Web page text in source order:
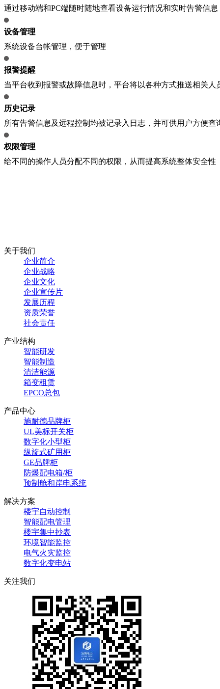
通过移动端和PC端随时随地查看设备运行情况和实时告警信息
设备管理
系统设备台帐管理，便于管理
报警提醒
当平台收到报警或故障信息时，平台将以各种方式推送相关人
历史记录
所有告警信息及远程控制均被记录入日志，并可供用户方便查
权限管理
给不同的操作人员分配不同的权限，从而提高系统整体安全性
关于我们
企业简介
企业战略
企业文化
企业宣传片
发展历程
资质荣誉
社会责任
产业结构
智能研发
智能制造
清洁能源
箱变租赁
EPCO总包
产品中心
施耐德品牌柜
UL美标开关柜
数字化小型柜
纵旋式矿用柜
GE品牌柜
防爆配电箱/柜
预制舱和岸电系统
解决方案
楼宇自动控制
智能配电管理
楼宇集中抄表
环境智能监控
电气火灾监控
数字化变电站
关注我们